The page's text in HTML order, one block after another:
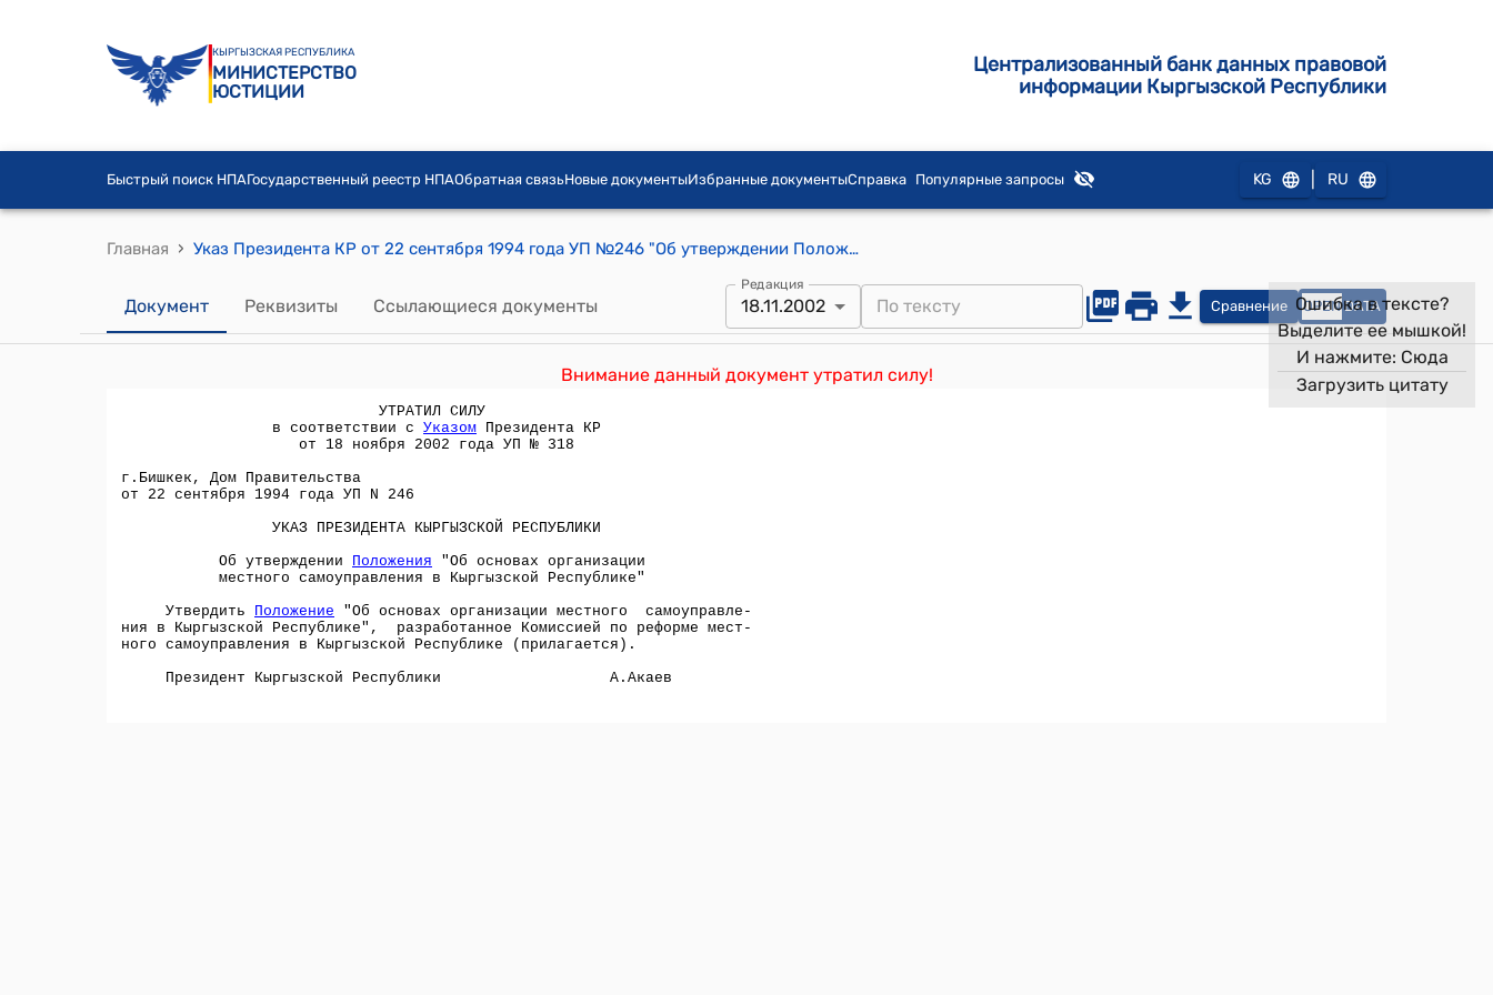
КЫРГЫЗСКАЯ РЕСПУБЛИКА
МИНИСТЕРСТВО
ЮСТИЦИИ
Централизованный банк данных правовой
информации Кыргызской Республики
Быстрый поиск НПАГосударственный реестр НПАОбратная связьНовые документыИзбранные документыСправка Популярные запросы KG RU
Главная › Указ Президента КР от 22 сентября 1994 года УП №246 "Об утверждении Положения "Об основах организации местного самоуправления в Кыргызской Республике"
Документ Реквизиты Ссылающиеся документы
Редакция
18.11.2002 Сравнение OPEN DATA
Внимание данный документ утратил силу!
Ошибка в тексте?
Выделите ее мышкой!
И нажмите: Сюда
Загрузить цитату